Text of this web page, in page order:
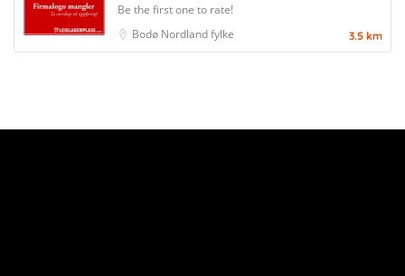
Be the first one to rate!
Bodø Nordland fylke 3.5 km